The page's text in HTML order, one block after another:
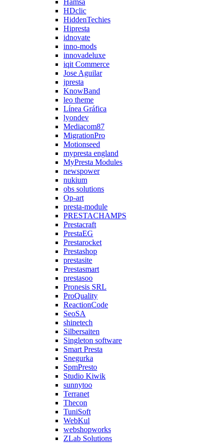
HDclic
HiddenTechies
Hipresta
idnovate
inno-mods
innovadeluxe
iqit Commerce
Jose Aguilar
jpresta
KnowBand
leo theme
Línea Gráfica
lyondev
Mediacom87
MigrationPro
Motionseed
mypresta england
MyPresta Modules
newspower
nukium
obs solutions
Op-art
presta-module
PRESTACHAMPS
Prestacraft
PrestaEG
Prestarocket
Prestashop
prestasite
Prestasmart
prestasoo
Pronesis SRL
ProQuality
ReactionCode
SeoSA
shinetech
Silbersaiten
Singleton software
Smart Presta
Snegurka
SpmPresto
Studio Kiwik
sunnytoo
Terranet
Thecon
TuniSoft
WebKul
webshopworks
ZLab Solutions